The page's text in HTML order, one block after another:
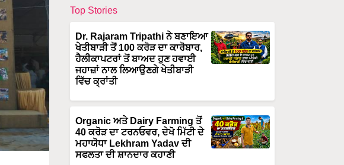
Top Stories
Dr. Rajaram Tripathi ਨੇ ਬਣਾਇਆ
ਖੇਤੀਬਾੜੀ ਤੋਂ 100 ਕਰੋੜ ਦਾ ਕਾਰੋਬਾਰ,
ਹੈਲੀਕਾਪਟਰਾਂ ਤੋਂ ਬਾਅਦ ਹੁਣ ਹਵਾਈ
ਜਹਾਜ਼ਾਂ ਨਾਲ ਲਿਆਉਣਗੇ ਖੇਤੀਬਾੜੀ
ਵਿੱਚ ਕ੍ਰਾਂਤੀ
Organic ਅਤੇ Dairy Farming ਤੋਂ
40 ਕਰੋੜ ਦਾ ਟਰਨਓਵਰ, ਦੇਖੋ ਮਿੱਟੀ ਦੇ
ਮਹਾਯੋਧਾ Lekhram Yadav ਦੀ
ਸਫਲਤਾ ਦੀ ਸ਼ਾਨਦਾਰ ਕਹਾਣੀ